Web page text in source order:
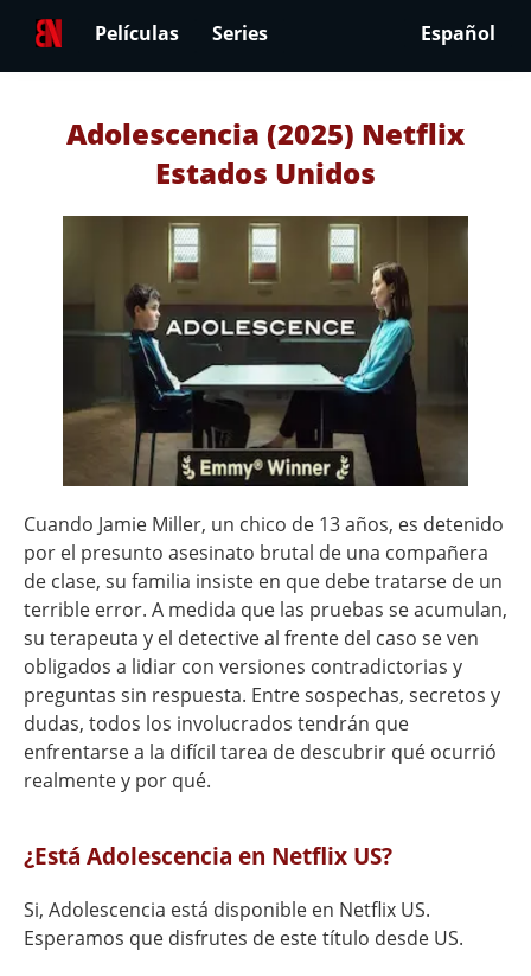
Películas Series Español
Adolescencia (2025) Netflix
Estados Unidos
Cuando Jamie Miller, un chico de 13 años, es detenido
por el presunto asesinato brutal de una compañera
de clase, su familia insiste en que debe tratarse de un
terrible error. A medida que las pruebas se acumulan,
su terapeuta y el detective al frente del caso se ven
obligados a lidiar con versiones contradictorias y
preguntas sin respuesta. Entre sospechas, secretos y
dudas, todos los involucrados tendrán que
enfrentarse a la difícil tarea de descubrir qué ocurrió
realmente y por qué.
¿Está Adolescencia en Netflix US?
Si, Adolescencia está disponible en Netflix US.
Esperamos que disfrutes de este título desde US.